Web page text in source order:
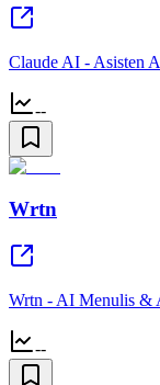
Claude AI - Asisten
--
Wrtn
Wrtn - AI Menulis &
--